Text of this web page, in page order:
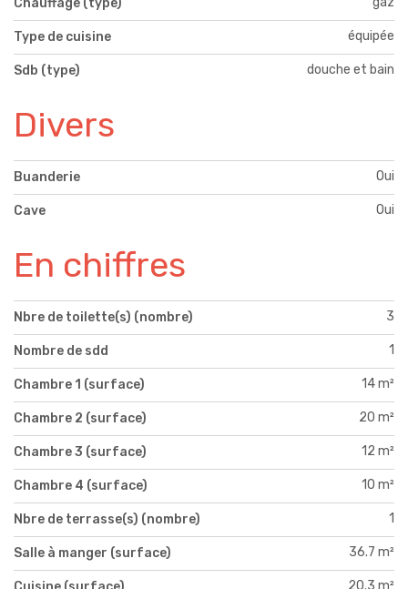
Chauffage (type)
Type de cuisine équipée
Sdb (type) douche et bain
Divers
Buanderie Oui
Cave Oui
En chiffres
Nbre de toilette(s) (nombre) 3
Nombre de sdd 1
Chambre 1 (surface) 14 m²
Chambre 2 (surface) 20 m²
Chambre 3 (surface) 12 m²
Chambre 4 (surface) 10 m²
Nbre de terrasse(s) (nombre) 1
Salle à manger (surface) 36.7 m²
20.3 m²